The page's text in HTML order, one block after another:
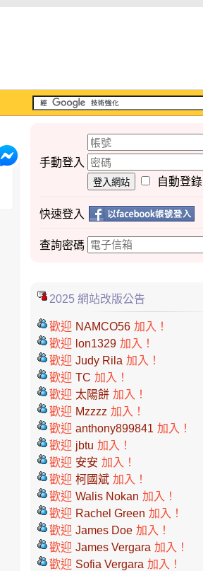
手動登入
登入網站 自動登錄
快速登入
查詢密碼
2025 網站改版公告
歡迎 NAMCO56 加入！
歡迎 lon1329 加入！
歡迎 Judy Rila 加入！
歡迎 TC 加入！
歡迎 太陽餅 加入！
歡迎 Mzzzz 加入！
歡迎 anthony899841 加入！
歡迎 jbtu 加入！
歡迎 安安 加入！
歡迎 柯國斌 加入！
歡迎 Walis Nokan 加入！
歡迎 Rachel Green 加入！
歡迎 James Doe 加入！
歡迎 James Vergara 加入！
歡迎 Sofia Vergara 加入！